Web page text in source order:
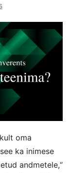
oma
ka inimese
andmetele,“